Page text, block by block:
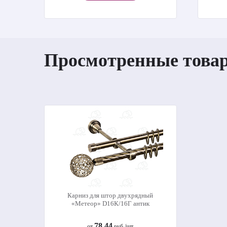
Просмотренные
Карниз для штор двухрядный
«Метеор» D16К/16Г антик